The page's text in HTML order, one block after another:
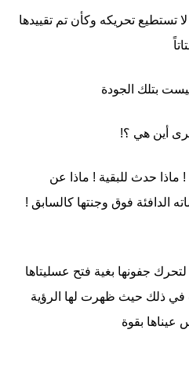
تستطيع تحريكه وكأن تم تقييدها
بتلك الجودة
أين هي ؟!
ماذا حدث للبقية ! ماذا عن
الدافئة فوق وجنتها كالسابق !
جفونها بغية فتح عسليتاها
في ذلك حيث ظهرت لها الرؤية
بقوة